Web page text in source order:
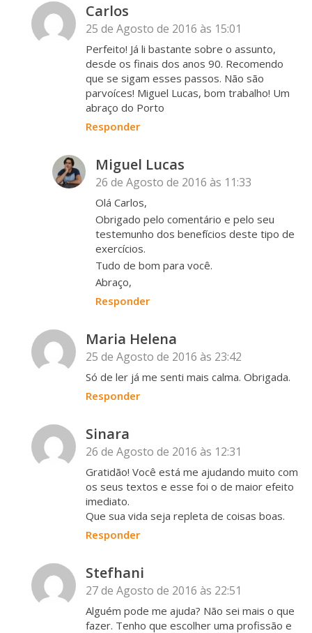
Carlos
25 de Agosto de 2016 às 15:01
Perfeito! Já li bastante sobre o assunto,
desde os finais dos anos 90. Recomendo
que se sigam esses passos. Não são
parvoíces! Miguel Lucas, bom trabalho! Um
abraço do Porto
Responder
Miguel Lucas
26 de Agosto de 2016 às 11:33
Olá Carlos,
Obrigado pelo comentário e pelo seu
testemunho dos benefícios deste tipo de
exercícios.
Tudo de bom para você.
Abraço,
Responder
Maria Helena
25 de Agosto de 2016 às 23:42
Só de ler já me senti mais calma. Obrigada.
Responder
Sinara
26 de Agosto de 2016 às 12:31
Gratidão! Você está me ajudando muito com
os seus textos e esse foi o de maior efeito
imediato.
Que sua vida seja repleta de coisas boas.
Responder
Stefhani
27 de Agosto de 2016 às 22:51
Alguém pode me ajuda? Não sei mais o que
fazer. Tenho que escolher uma profissão e